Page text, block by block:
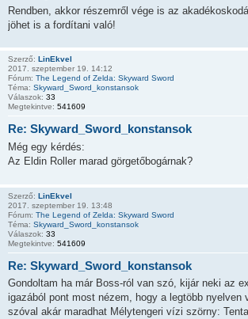
Rendben, akkor részemről vége is az
jöhet is a fordítani való!
Szerző: LinEkvel
2017. szeptember 19. 14:12
Fórum: The Legend of Zelda: Skyward Sword
Téma: Skyward_Sword_konstansok
Válaszok: 33
Megtekintve: 541609
Re: Skyward_Sword_konstansok
Még egy kérdés:
Az Eldin Roller marad görgetőbogárnak?
Szerző: LinEkvel
2017. szeptember 19. 13:48
Fórum: The Legend of Zelda: Skyward Sword
Téma: Skyward_Sword_konstansok
Válaszok: 33
Megtekintve: 541609
Re: Skyward_Sword_konstansok
Gondoltam ha már Boss-ról van szó, kijár neki az
igazából pont most nézem, hogy a legtöbb
szóval akár maradhat Mélytengeri vízi szörny: